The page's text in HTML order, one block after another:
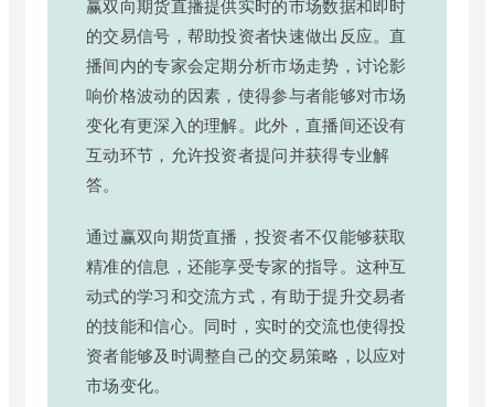
赢双向期货直播提供实时的市场数据和即时
的交易信号，帮助投资者快速做出反应。直
播间内的专家会定期分析市场走势，讨论影
响价格波动的因素，使得参与者能够对市场
变化有更深入的理解。此外，直播间还设有
互动环节，允许投资者提问并获得专业解
答。
通过赢双向期货直播，投资者不仅能够获取
精准的信息，还能享受专家的指导。这种互
动式的学习和交流方式，有助于提升交易者
的技能和信心。同时，实时的交流也使得投
资者能够及时调整自己的交易策略，以应对
市场变化。